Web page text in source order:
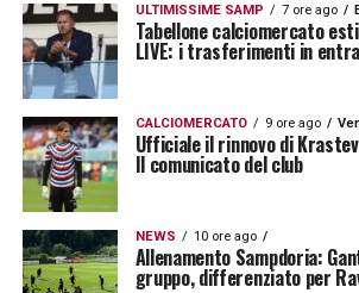
ULTIMISSIME SAMP 7 ore ago
Tabellone calciomercato
LIVE: i trasferimenti in
CALCIOMERCATO 9 ore ago
Ufficiale il rinnovo di
Il comunicato del club
NEWS 10 ore ago
Allenamento Sampdoria:
gruppo, differenziato per